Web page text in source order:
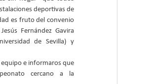
deportivas de
es fruto del convenio
Fernández Gavira
de Sevilla) y
e informaros que
cercano a la